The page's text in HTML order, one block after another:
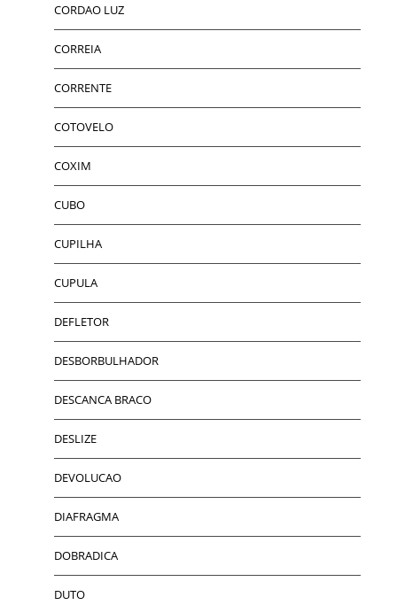
CORDAO LUZ
CORREIA
CORRENTE
COTOVELO
COXIM
CUBO
CUPILHA
CUPULA
DEFLETOR
DESBORBULHADOR
DESCANCA BRACO
DESLIZE
DEVOLUCAO
DIAFRAGMA
DOBRADICA
DUTO